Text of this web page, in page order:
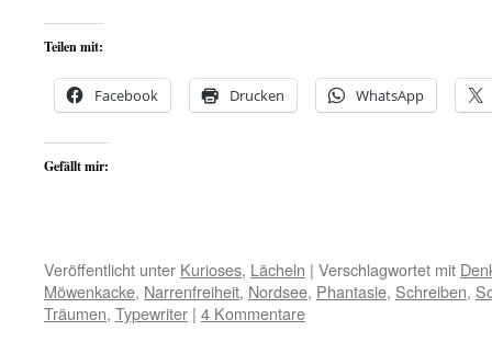
Teilen mit:
Facebook Drucken WhatsApp
Gefällt mir:
Veröffentlicht unter Kurioses, Lächeln | Verschlagwortet mit
Möwenkacke, Narrenfreiheit, Nordsee, Phantasie, Schreiben,
Träumen, Typewriter | 4 Kommentare